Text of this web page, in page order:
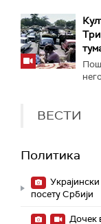
Три
ВЕСТИ
Политика
посету Србији
Дочек